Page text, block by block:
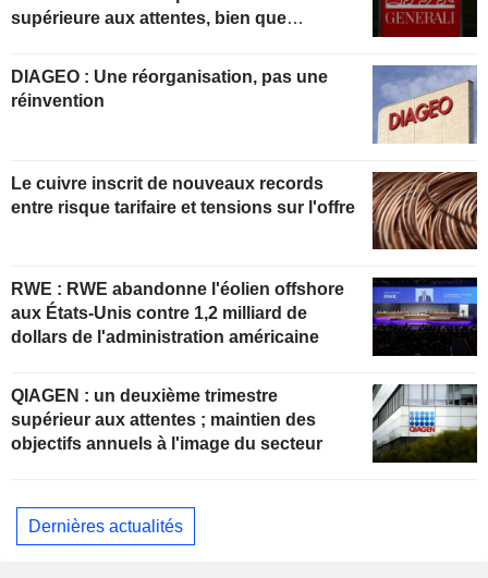
supérieure aux attentes, bien que
DIAGEO : Une réorganisation, pas une
réinvention
Le cuivre inscrit de nouveaux records
entre risque tarifaire et tensions sur l'offre
RWE : RWE abandonne l'éolien offshore
aux États-Unis contre 1,2 milliard de
dollars de l'administration américaine
QIAGEN : un deuxième trimestre
supérieur aux attentes ; maintien des
objectifs annuels à l'image du secteur
Dernières actualités